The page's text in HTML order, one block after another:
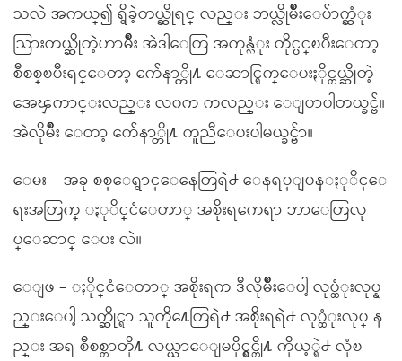
သလဲ အကယ္၍ ရွိခဲ့တယ္ဆိုရင္ လည္း ဘယ္လိုမ်ိဳးေပ်ာက္ဆံုး
သြားတယ္ဆိုတဲ့ဟာမ်ိဳး အဲဒါေတြ အကုန္လံုး တိုင္ပင္ၿပီးေတာ့
စီစစ္ၿပီးရင္ေတာ့ က်ေနာ္တို႔ ေဆာင္ရြက္ေပးႏိုင္တယ္ဆိုတဲ့
အေၾကာင္းလည္း လ၀က ကလည္း ေျပာပါတယ္ခင္ဗ်။
အဲလိုမ်ိဳး ေတာ့ က်ေနာ္တို႔ ကူညီေပးပါမယ္ခင္ဗ်ာ။
ေမး – အခု စစ္ေရွာင္ေနေတြရဲ႕ ေနရပ္ျပန္ႏုိင္ေ
ရးအတြက္ ႏုိင္ငံေတာ္ အစိုးရကေရာ ဘာေတြလု
ပ္ေဆာင္ ေပး လဲ။
ေျဖ – ႏိုင္ငံေတာ္ အစိုးရက ဒီလိုမ်ိဳးေပါ့ လုပ္ထံုးလုပ္န
ည္းေပါ့ သက္ဆိုင္ရာ သူတို႔ေတြရဲ႕ အစိုးရရဲ႕ လုပ္ထံုးလုပ္ န
ည္း အရ စီစစ္တာတို႔ လယ္ယာေျမပိုင္ရွင္တို႔ ကိုယ့္ရဲ႕ လုံၿ